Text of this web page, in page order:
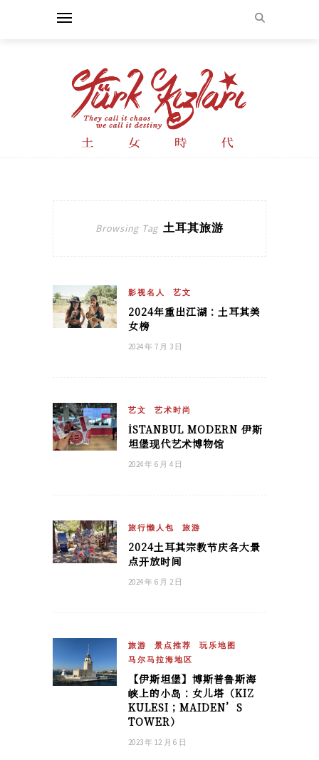
Browsing Tag 土耳其旅游
影视名人 艺文
2024年重出江湖：土耳其美
女榜
2024 年 7 月 3 日
艺文 艺术时尚
İSTANBUL MODERN 伊斯
坦堡现代艺术博物馆
2024 年 6 月 4 日
旅行懒人包 旅游
2024土耳其宗教节庆各大景
点开放时间
2024 年 6 月 2 日
旅游 景点推荐
玩乐地图
马尔马拉海地区
【伊斯坦堡】博斯普鲁斯海
峡上的小岛：女儿塔（KIZ
KULESI；MAIDEN’S
TOWER）
2023 年 12 月 6 日